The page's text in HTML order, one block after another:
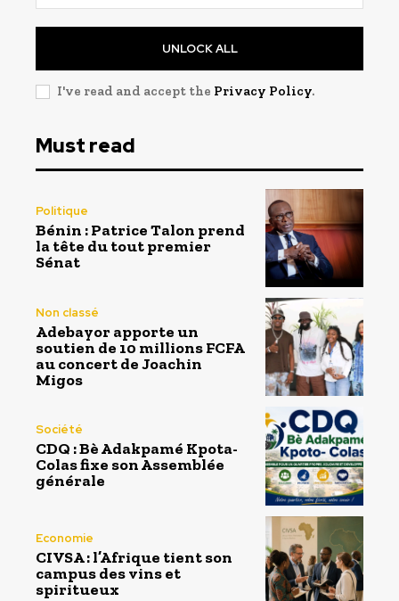
UNLOCK ALL
I've read and accept the Privacy Policy.
Must read
Politique
Bénin : Patrice Talon prend
la tête du tout premier
Sénat
Non classé
Adebayor apporte un
soutien de 10 millions FCFA
au concert de Joachin
Migos
Société
CDQ : Bè Adakpamé Kpota-
Colas fixe son Assemblée
générale
Economie
CIVSA : l’Afrique tient son
campus des vins et
spiritueux